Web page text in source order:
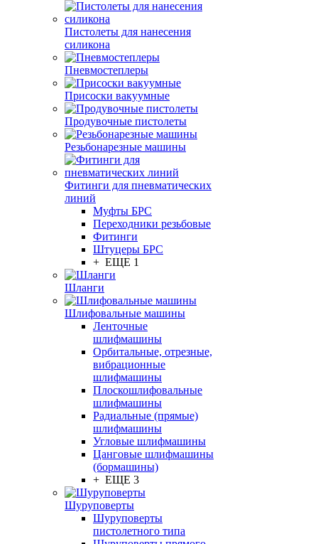
Пистолеты для нанесения
силикона
Пневмостеплеры
Присоски вакуумные
Продувочные пистолеты
Резьбонарезные машины
Фитинги для пневматических
линий
Муфты БРС
Переходники резьбовые
Фитинги
Штуцеры БРС
+ ЕЩЕ 1
Шланги
Шлифовальные машины
Ленточные
шлифмашины
Орбитальные, отрезные,
вибрационные
шлифмашины
Плоскошлифовальные
шлифмашины
Радиальные (прямые)
шлифмашины
Угловые шлифмашины
Цанговые шлифмашины
(бормашины)
+ ЕЩЕ 3
Шуруповерты
Шуруповерты
пистолетного типа